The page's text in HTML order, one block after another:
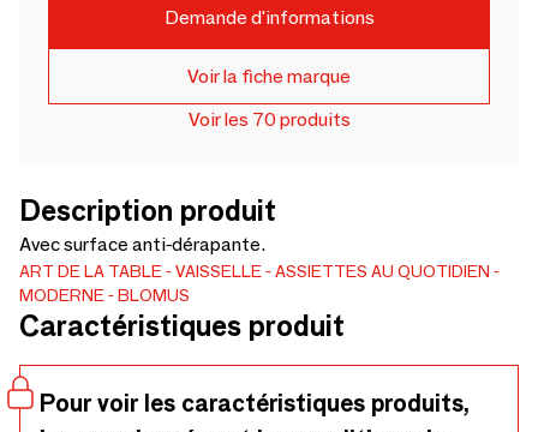
Demande d'informations
Voir la fiche marque
Voir les 70 produits
Description produit
Avec surface anti-dérapante.
ART DE LA TABLE VAISSELLE
ASSIETTES AU QUOTIDIEN
MODERNE
BLOMUS
Caractéristiques produit
Pour voir les caractéristiques produits,